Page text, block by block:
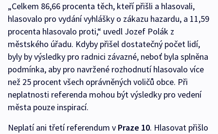
„Celkem 86,66 procenta těch, kteří přišli a hlasovali,
hlasovalo pro vydání vyhlášky o zákazu hazardu, a 11,59
procenta hlasovalo proti,“ uvedl Jozef Polák z
městského úřadu. Kdyby přišel dostatečný počet lidí,
byly by výsledky pro radnici závazné, neboť byla splněna
podmínka, aby pro navržené rozhodnutí hlasovalo více
než 25 procent všech oprávněných voličů obce. Při
neplatnosti referenda mohou být výsledky pro vedení
města pouze inspirací.
Neplatí ani třetí referendum v Praze 10. Hlasovat přišlo